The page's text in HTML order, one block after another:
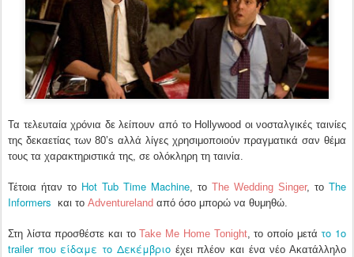
Τα τελευταία χρόνια δε λείπουν από το Hollywood οι νοσταλγικές ταινίες
της δεκαετίας των 80’s αλλά λίγες χρησιμοποιούν πραγματικά σαν θέμα
τους τα χαρακτηριστικά της, σε ολόκληρη τη ταινία.
Τέτοια ήταν το Hot Tub Time Machine, το The Wedding Singer, το The
Informers και το Adventureland από όσο μπορώ να θυμηθώ.
Στη λίστα προσθέστε και τοTake Me Home Tonight, το οποίο μετάτο 1ο
trailer που είδαμε το Δεκέμβριοέχει πλέον και ένα νέο Ακατάλληλο